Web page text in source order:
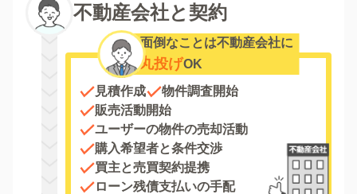
不動産会社と契約
面倒なことは不動産会社に
丸投げOK
見積作成
物件調査開始
販売活動開始
ユーザーの物件の売却活動
購入希望者と条件交渉
買主と売買契約提携
ローン残債支払いの手配